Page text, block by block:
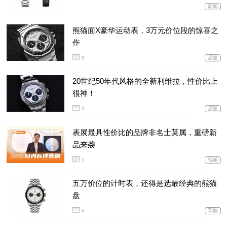
新闻
熊猫面X豪华运动表，3万元价位段的惊喜之
作
9 品鉴
20世纪50年代风格的全新利维拉，性价比上
很神！
3 品鉴
表展最具性价比的品牌非名士莫属，重磅新
品来袭
1 视频
五万价位的计时表，还得是选最经典的熊猫
盘
6 导购